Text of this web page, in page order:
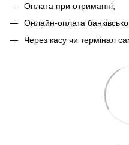
Оплата при отриманні;
Онлайн-оплата
Через касу чи термінал